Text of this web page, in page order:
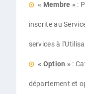
« Membre » :
inscrite au
services à
« Option » :
département et